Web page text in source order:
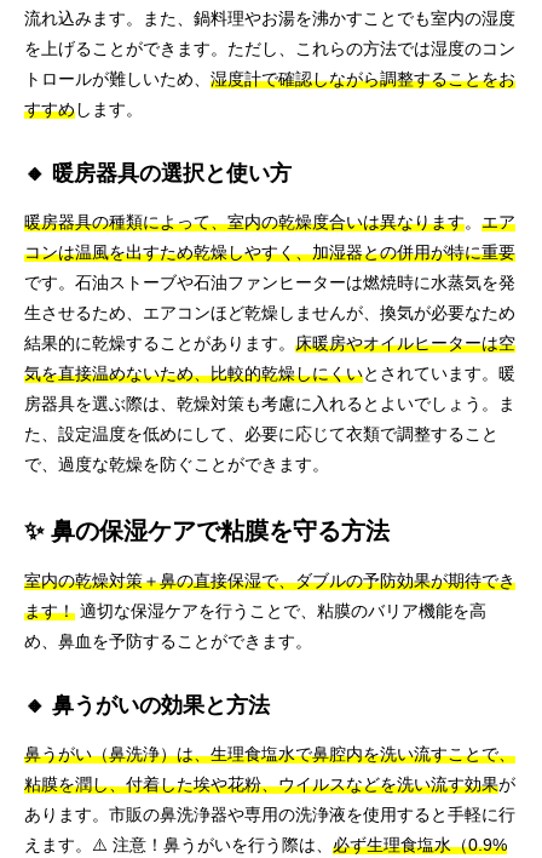
流れ込みます。また、鍋料理やお湯を沸かすことでも室内の湿度
を上げることができます。ただし、これらの方法では湿度のコン
トロールが難しいため、 湿度計で確認しながら調整することをお
すすめします。
🔸 暖房器具の選択と使い方
暖房器具の種類によって、室内の乾燥度合いは異なります。 エア
コンは温風を出すため乾燥しやすく、加湿器との併用が特に重要
です。石油ストーブや石油ファンヒーターは燃焼時に水蒸気を発
生させるため、エアコンほど乾燥しませんが、換気が必要なため
結果的に乾燥することがあります。 床暖房やオイルヒーターは空
気を直接温めないため、比較的乾燥しにくいとされています。暖
房器具を選ぶ際は、乾燥対策も考慮に入れるとよいでしょう。ま
た、設定温度を低めにして、必要に応じて衣類で調整すること
で、過度な乾燥を防ぐことができます。
✨ 鼻の保湿ケアで粘膜を守る方法
室内の乾燥対策＋鼻の直接保湿で、ダブルの予防効果が期待でき
ます！ 適切な保湿ケアを行うことで、粘膜のバリア機能を高
め、鼻血を予防することができます。
🔸 鼻うがいの効果と方法
鼻うがい（鼻洗浄）は、生理食塩水で鼻腔内を洗い流すことで、
粘膜を潤し、付着した埃や花粉、ウイルスなどを洗い流す効果が
あります。市販の鼻洗浄器や専用の洗浄液を使用すると手軽に行
えます。⚠️ 注意！鼻うがいを行う際は、 必ず生理食塩水（0.9%